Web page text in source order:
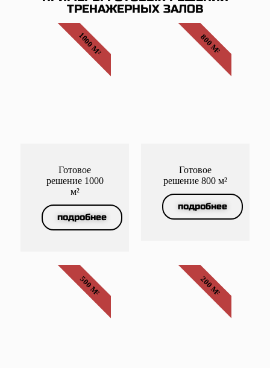
ТРЕНАЖЕРНЫХ ЗАЛОВ
Готовое
решение 1000
м²
подробнее
1000 М²
Готовое
решение 800 м²
подробнее
800 М²
500 М² 200 М²